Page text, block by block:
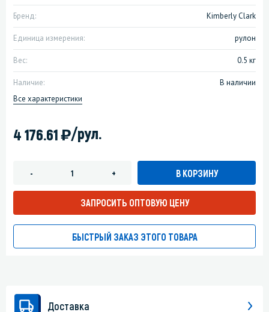
Бренд: Kimberly Clark
Единица измерения: рулон
Вес: 0.5 кг
Наличие:
В наличии
Все характеристики
4 176.61)/рул.
- + В КОРЗИНУ
ЗАПРОСИТЬ ОПТОВУЮ ЦЕНУ
БЫСТРЫЙ ЗАКАЗ ЭТОГО ТОВАРА
Доставка